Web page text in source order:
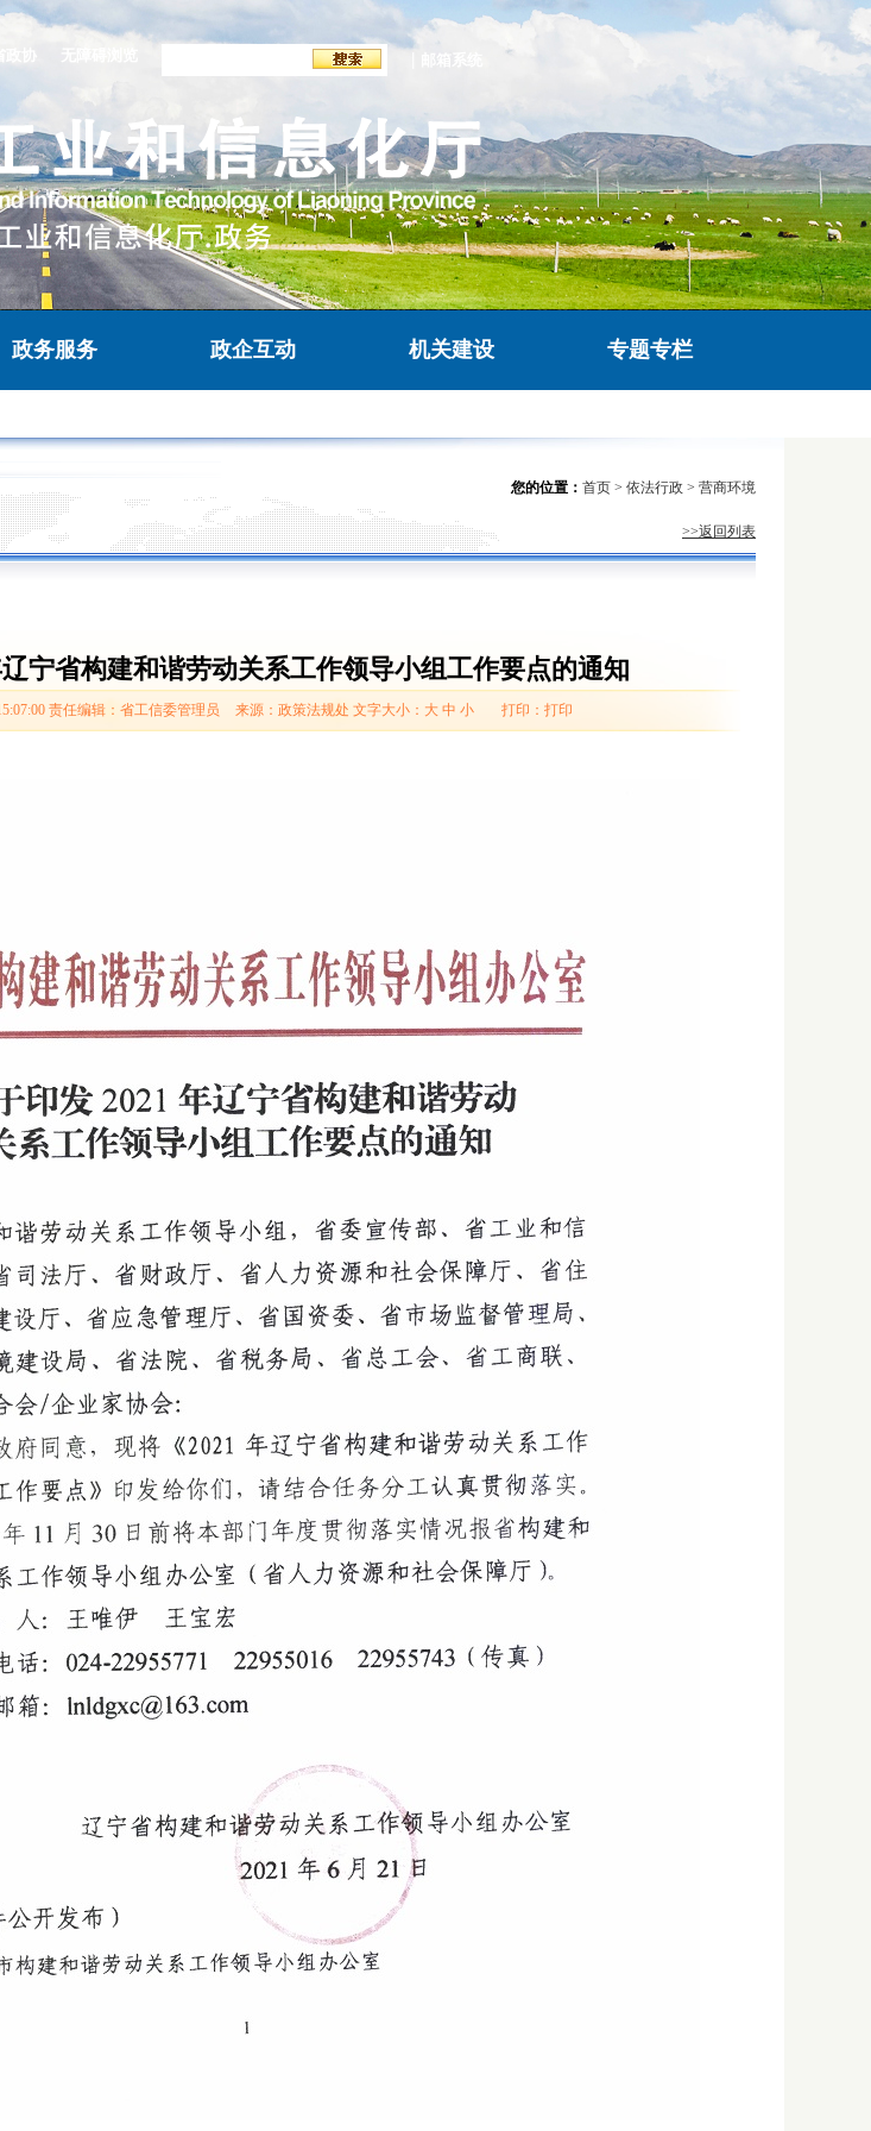
政协
政务服务 政企互动 机关建设 专题专栏
您的位置： 首页 > 依法行政 > 营商环境
>>返回列表
宁省构建和谐劳动关系工作领导小组工作要点的通知
责任编辑：省工信委管理员 来源：政策法规处 文字大小： 大 中 小 打印： 打印